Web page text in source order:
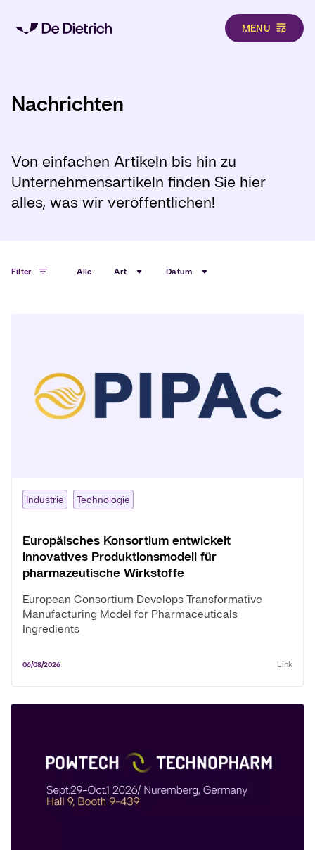
MENU
Nachrichten
Von einfachen Artikeln bis hin zu
Unternehmensartikeln finden Sie hier
alles, was wir veröffentlichen!
Filter Alle Art Datum
Industrie Technologie
Europäisches Konsortium entwickelt
innovatives Produktionsmodell für
pharmazeutische Wirkstoffe
European Consortium Develops Transformative
Manufacturing Model for Pharmaceuticals
Ingredients
06/08/2026 Link